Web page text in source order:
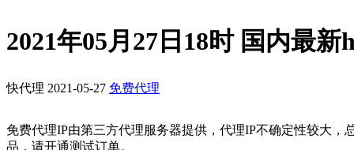
2021年05月27日18时 国内最
快代理 2021-05-27 免费代理
免费代理IP由第三方代理服务器提供，代理IP不确定性较大
品，请开通测试订单。